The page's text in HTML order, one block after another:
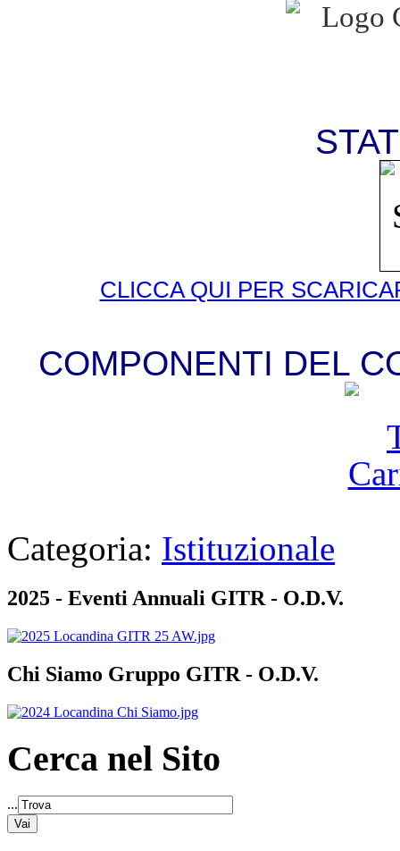
CLICCA QUI PER
COMPONENTI DEL
Categoria: Istituzionale
2025 - Eventi Annuali GITR - O.D.V.
Chi Siamo Gruppo GITR - O.D.V.
Cerca nel Sito
...